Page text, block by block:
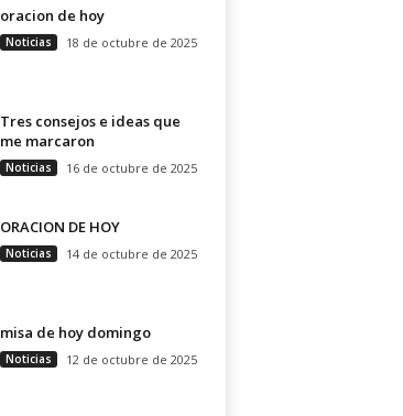
oracion de hoy
Noticias 18 de octubre de 2025
Tres consejos e ideas que
me marcaron
Noticias 16 de octubre de 2025
ORACION DE HOY
Noticias 14 de octubre de 2025
misa de hoy domingo
Noticias 12 de octubre de 2025